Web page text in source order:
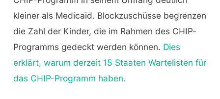
kleiner als Medicaid. Blockzuschüsse begrenzen
die Zahl der Kinder, die im Rahmen des CHIP-
Programms gedeckt werden können. Dies
erklärt, warum derzeit 15 Staaten Wartelisten für
das CHIP-Programm haben.